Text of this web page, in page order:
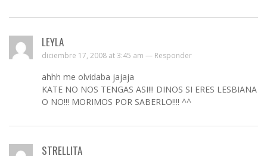
LEYLA
diciembre 17, 2008 at 3:45 am — Responder
ahhh me olvidaba jajaja
KATE NO NOS TENGAS ASI!!! DINOS SI ERES LESBIANA
O NO!!! MORIMOS POR SABERLO!!!! ^^
STRELLITA